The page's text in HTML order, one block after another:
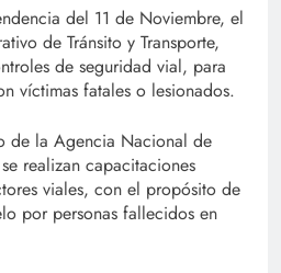
del 11 de Noviembre, el
de Tránsito y Transporte,
de seguridad vial, para
víctimas fatales o lesionados.
de la Agencia Nacional de
realizan capacitaciones
viales, con el propósito de
por personas fallecidos en